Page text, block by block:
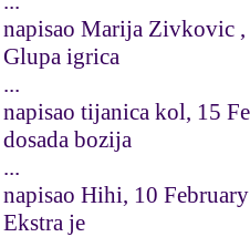
napisao Marija Zivkovic
Glupa igrica
...
napisao tijanica kol, 15
dosada bozija
...
napisao Hihi, 10
Ekstra je